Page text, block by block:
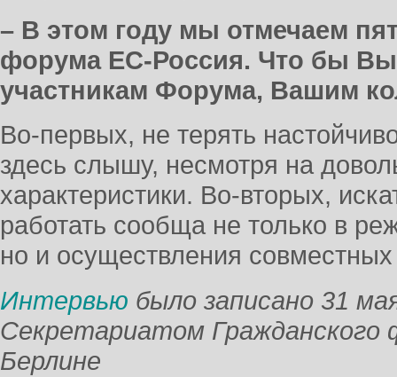
– В этом году мы отмечаем
форума ЕС-Россия. Что бы Вы
участникам Форума, Вашим
Во-первых, не терять
здесь слышу, несмотря на
характеристики. Во-вторых,
работать сообща не только в
но и осуществления
Интервью было записано 31
Секретариатом Гражданского
Берлине